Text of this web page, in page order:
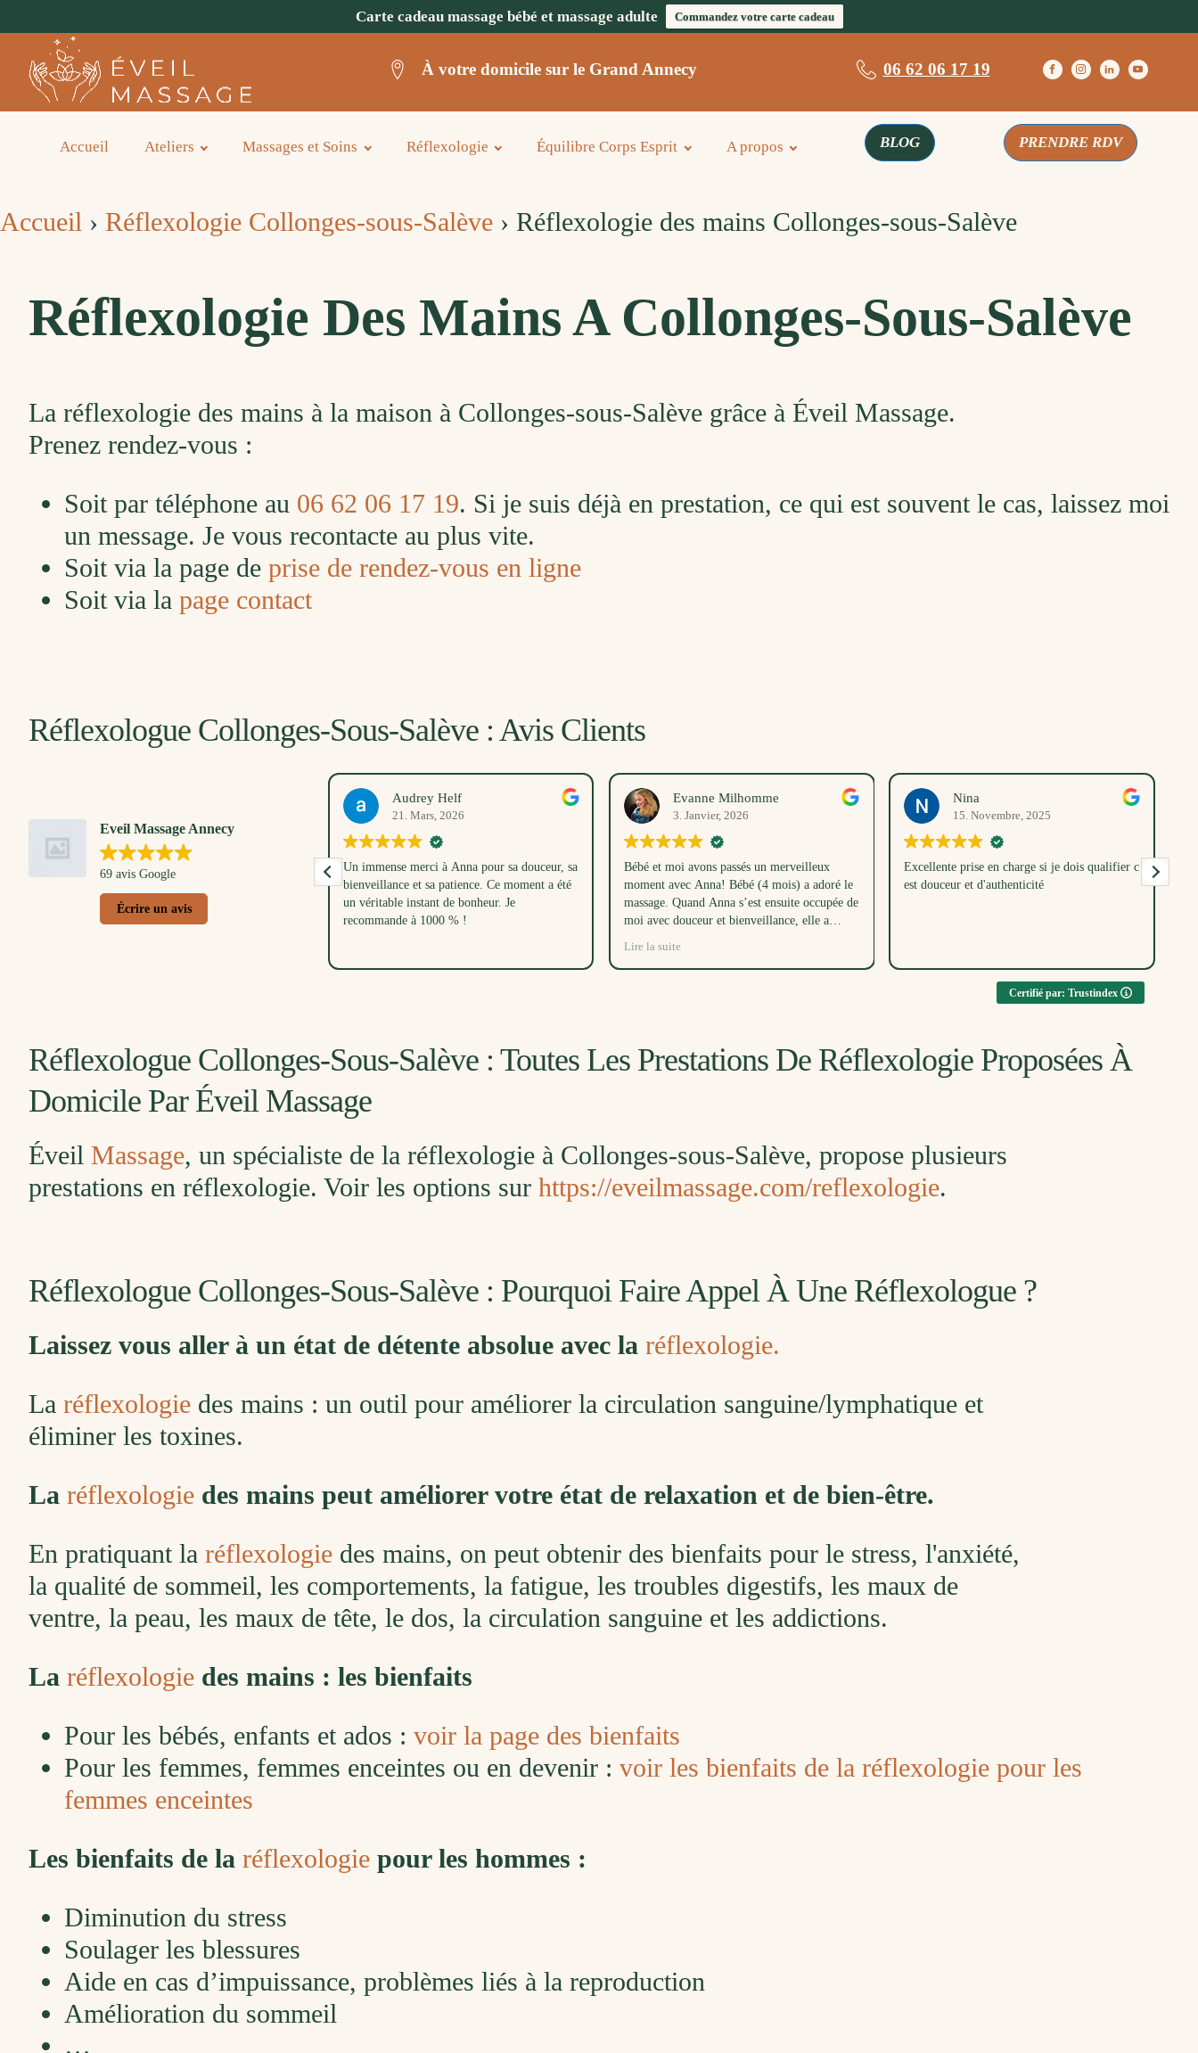
Carte cadeau massage bébé et massage adulte Commandez votre carte cadeau
À votre domicile sur le Grand Annecy 06 62 06 17 19
Accueil Ateliers Massages et Soins Réflexologie Équilibre Corps Esprit A propos BLOG PRENDRE RDV
Accueil › Réflexologie Collonges-sous-Salève › Réflexologie des mains Collonges-sous-Salève
Réflexologie Des Mains A Collonges-Sous-Salève
La réflexologie des mains à la maison à Collonges-sous-Salève grâce à Éveil Massage.
Prenez rendez-vous :
Soit par téléphone au 06 62 06 17 19. Si je suis déjà en prestation, ce qui est souvent le cas, laissez moi
un message. Je vous recontacte au plus vite.
Soit via la page de prise de rendez-vous en ligne
Soit via la page contact
Réflexologue Collonges-Sous-Salève : Avis Clients
Eveil Massage Annecy
69 avis Google
Écrire un avis
Un très bon moment partagé avec mon petit
loulou. Anna nous a d'abord montré et
expliqué les gestes pour masser bébé, tout en
respectant ses envies et son rythme. Ensuite
Audrey Helf
21. Mars, 2026
Un immense merci à Anna pour sa douceur, sa
bienveillance et sa patience. Ce moment a été
un véritable instant de bonheur. Je
recommande à 1000 % !
Evanne Milhomme
3. Janvier, 2026
Bébé et moi avons passés un merveilleux
moment avec Anna! Bébé (4 mois) a adoré le
massage. Quand Anna s’est ensuite occupée de
moi avec douceur et bienveillance, elle a
les trois étaient un très beau cadeau, merci
Lire la suite
Nina
15. Novembre, 2025
Excellente prise en charge si je dois qualifier c
est douceur et d'authenticité
Certifié par: Trustindex
Réflexologue Collonges-Sous-Salève : Toutes Les Prestations De Réflexologie Proposées À
Domicile Par Éveil Massage
Éveil Massage, un spécialiste de la réflexologie à Collonges-sous-Salève, propose plusieurs
prestations en réflexologie. Voir les options sur https://eveilmassage.com/reflexologie.
Réflexologue Collonges-Sous-Salève : Pourquoi Faire Appel À Une Réflexologue ?
Laissez vous aller à un état de détente absolue avec la réflexologie.
La réflexologie des mains : un outil pour améliorer la circulation sanguine/lymphatique et
éliminer les toxines.
La réflexologie des mains peut améliorer votre état de relaxation et de bien-être.
En pratiquant la réflexologie des mains, on peut obtenir des bienfaits pour le stress, l'anxiété,
la qualité de sommeil, les comportements, la fatigue, les troubles digestifs, les maux de
ventre, la peau, les maux de tête, le dos, la circulation sanguine et les addictions.
La réflexologie des mains : les bienfaits
Pour les bébés, enfants et ados : voir la page des bienfaits
Pour les femmes, femmes enceintes ou en devenir : voir les bienfaits de la réflexologie pour les
femmes enceintes
Les bienfaits de la réflexologie pour les hommes :
Diminution du stress
Soulager les blessures
Aide en cas d’impuissance, problèmes liés à la reproduction
Amélioration du sommeil
…